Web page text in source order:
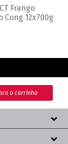
Frango
Cong 12x700g
o carrinho